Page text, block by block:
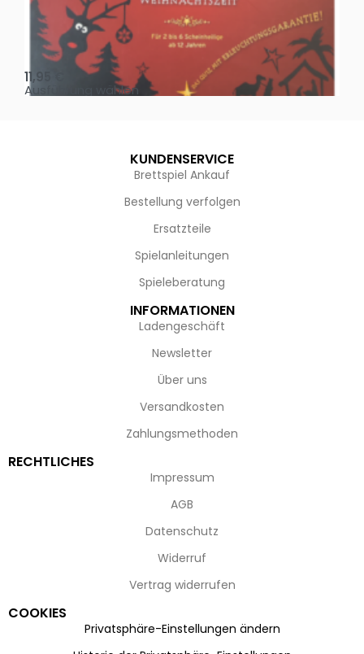
Oh, heilige Nacht!
11,95
Ausführung wählen
KUNDENSERVICE
Brettspiel Ankauf
Bestellung verfolgen
Ersatzteile
Spielanleitungen
Spieleberatung
INFORMATIONEN
Ladengeschäft
Newsletter
Über uns
Versandkosten
Zahlungsmethoden
RECHTLICHES
Impressum
AGB
Datenschutz
Widerruf
Vertrag widerrufen
COOKIES
Privatsphäre-Einstellungen ändern